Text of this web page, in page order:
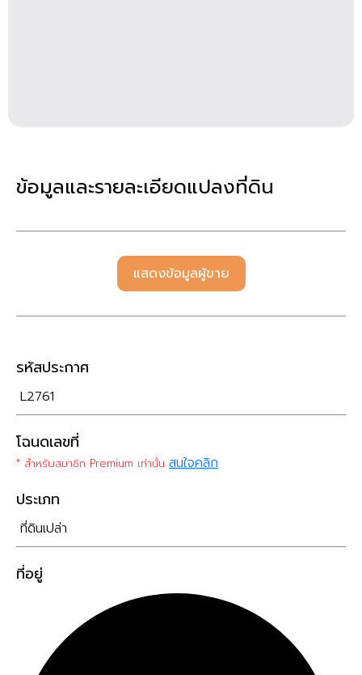
ข้อมูลและรายละเอียดแปลงที่ดิน
แสดงข้อมูลผู้ขาย
รหัสประกาศ
L2761
โฉนดเลขที่
* สำหรับสมาชิก Premium เท่านั้น สนใจคลิก
ประเภท
ที่ดินเปล่า
ที่อยู่